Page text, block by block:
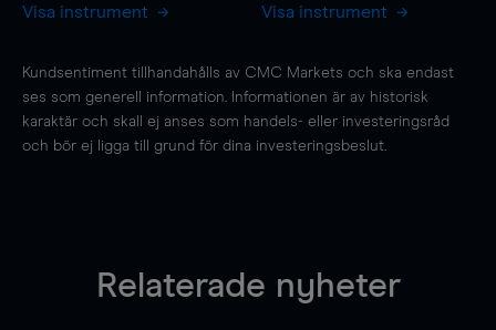
Visa instrument Visa instrument
Kundsentiment tillhandahålls av CMC Markets och ska endast
ses som generell information. Informationen är av historisk
karaktär och skall ej anses som handels- eller investeringsråd
och bör ej ligga till grund för dina investeringsbeslut.
Relaterade nyheter